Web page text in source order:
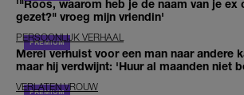
'"Roos, waarom heb je de naam van je
gezet?" vroeg mijn vriendin'
PERSOONLIJK VERHAAL
Merel verhuist voor een man naar andere
maar hij verdwijnt: 'Huur al maanden niet
VERLATEN VROUW